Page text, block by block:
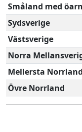
Småland med
Sydsverige
Västsverige
Norra
Mellersta Norrland
Övre Norrland